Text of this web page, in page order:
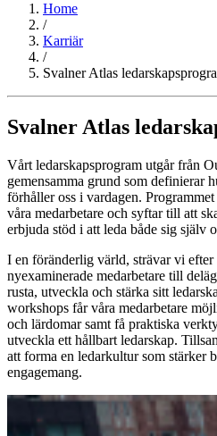
Home
/
Karriär
/
Svalner Atlas
Svalner Atlas
Vårt ledarskapsprogram utgår från
gemensamma grund som definierar
förhåller oss i vardagen.
våra medarbetare och syftar till att
erbjuda stöd i att leda både sig själv
I en föränderlig värld, strävar vi efter
nyexaminerade medarbetare till
rusta, utveckla och stärka sitt
workshops får våra medarbetare
och lärdomar samt få praktiska
utveckla ett hållbart ledarskap.
att forma en ledarkultur som stärker
engagemang.